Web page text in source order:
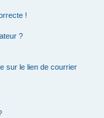
!
?
sur le lien de courrier